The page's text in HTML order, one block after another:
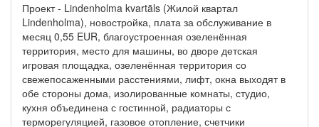
Проект - Lindenholma kvartāls (Жилой квартал
Lindenholma), новостройка, плата за обслуживание в
месяц 0,55 EUR, благоустроенная озеленённая
территория, место для машины, во дворе детская
игровая площадка, озеленённая территория со
свежепосаженными расстениями, лифт, окна выходят в
обе стороны дома, изолированные комнаты, студио,
кухня объединена с гостинной, радиаторы с
терморегуляцией, газовое отопление, счетчики